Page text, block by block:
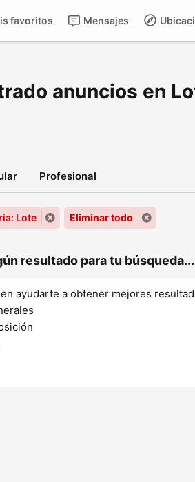
Mensajes
favoritos
anuncios en
Profesional
Lote Eliminar todo
resultado para tu
ayudarte a obtener mejores